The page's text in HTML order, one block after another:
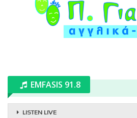
EMFASIS 91.8
LISTEN LIVE